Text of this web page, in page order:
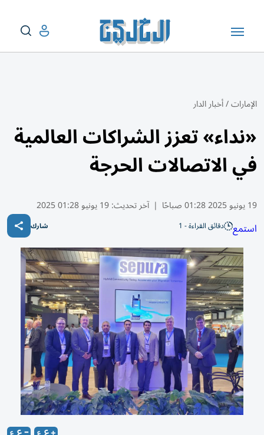
الإمارات/أخبار الدار
«نداء» تعزز الشراكات العالمية
في الاتصالات الحرجة
19 يونيو 2025 01:28 صباحًا | آخر تحديث:19 يونيو 01:28 2025
استمع دقائق القراءة - 1 شارك